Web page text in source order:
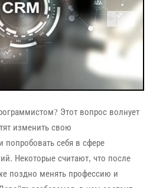
Этот вопрос волнует
изменить свою
себя в сфере
Некоторые считают, что после
поздно менять профессию и